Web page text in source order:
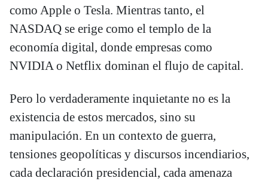
como Apple o Tesla. Mientras tanto, el
NASDAQ se erige como el templo de la
economía digital, donde empresas como
NVIDIA o Netflix dominan el flujo de capital.
Pero lo verdaderamente inquietante no es la
existencia de estos mercados, sino su
manipulación. En un contexto de guerra,
tensiones geopolíticas y discursos incendiarios,
cada declaración presidencial, cada amenaza